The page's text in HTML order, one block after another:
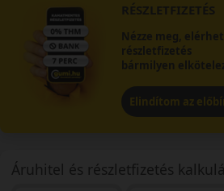
RÉSZLETFIZETÉS
Nézze meg,
részletfizetés
bármilyen
Elindítom az
Áruhitel és részletfizetés